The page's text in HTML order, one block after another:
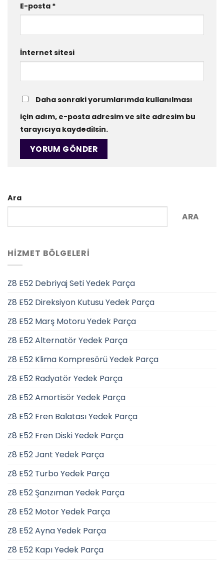
E-posta *
İnternet sitesi
Daha sonraki yorumlarımda kullanılması
için adım, e-posta adresim ve site adresim bu
tarayıcıya kaydedilsin.
Ara
ARA
HIZMET BÖLGELERI
Z8 E52 Debriyaj Seti Yedek Parça
Z8 E52 Direksiyon Kutusu Yedek Parça
Z8 E52 Marş Motoru Yedek Parça
Z8 E52 Alternatör Yedek Parça
Z8 E52 Klima Kompresörü Yedek Parça
Z8 E52 Radyatör Yedek Parça
Z8 E52 Amortisör Yedek Parça
Z8 E52 Fren Balatası Yedek Parça
Z8 E52 Fren Diski Yedek Parça
Z8 E52 Jant Yedek Parça
Z8 E52 Turbo Yedek Parça
Z8 E52 Şanzıman Yedek Parça
Z8 E52 Motor Yedek Parça
Z8 E52 Ayna Yedek Parça
Z8 E52 Kapı Yedek Parça